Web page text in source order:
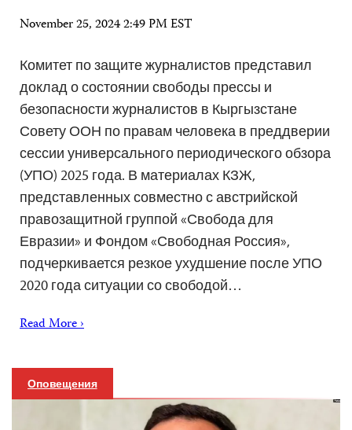
November 25, 2024 2:49 PM EST
Комитет по защите журналистов представил
доклад о состоянии свободы прессы и
безопасности журналистов в Кыргызстане
Совету ООН по правам человека в преддверии
сессии универсального периодического обзора
(УПО) 2025 года. В материалах КЗЖ,
представленных совместно с австрийской
правозащитной группой «Свобода для
Евразии» и Фондом «Свободная Россия»,
подчеркивается резкое ухудшение после УПО
2020 года ситуации со свободой…
Read More ›
Оповещения